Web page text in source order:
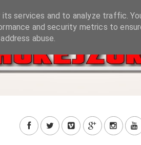
services and to analyze traffic.
and security metrics to
abuse.